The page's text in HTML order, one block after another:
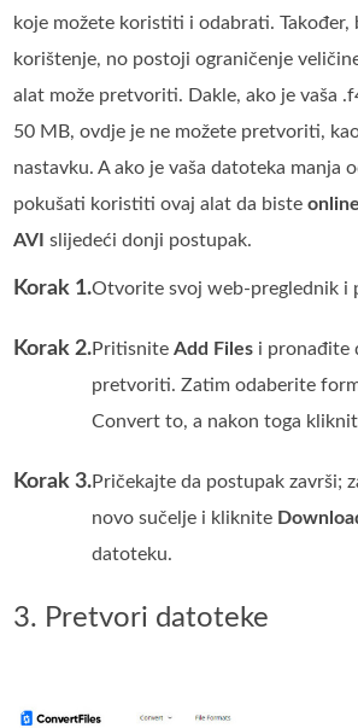
koje možete koristiti i odabrati. Također,
korištenje, no postoji ograničenje
alat može pretvoriti. Dakle, ako je vaša
50 MB, ovdje je ne možete pretvoriti,
nastavku. A ako je vaša datoteka manja
pokušati koristiti ovaj alat da biste
AVI slijedeći donji postupak.
Korak 1.Otvorite svoj web-preglednik i
Korak 2.PritisniteAdd Files i pronađite
pretvoriti. Zatim odaberite
Convert to, a nakon toga
Korak 3.Pričekajte da postupak završi;
novo sučelje i kliknite
datoteku.
3. Pretvori datoteke